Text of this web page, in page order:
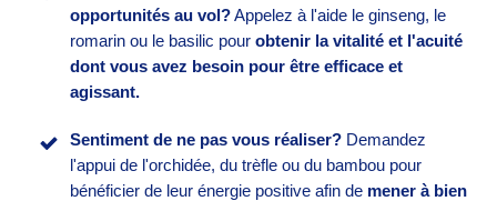
opportunités au vol?Appelez à l'aide le ginseng, le
romarin ou le basilic pour obtenir la vitalité et l'acuité
dont vous avez besoin pour être efficace et
agissant.
Sentiment de ne pas vous réaliser? Demandez
l'appui de l'orchidée, du trèfle ou du bambou pour
bénéficier de leur énergie positive afin de mener à bien